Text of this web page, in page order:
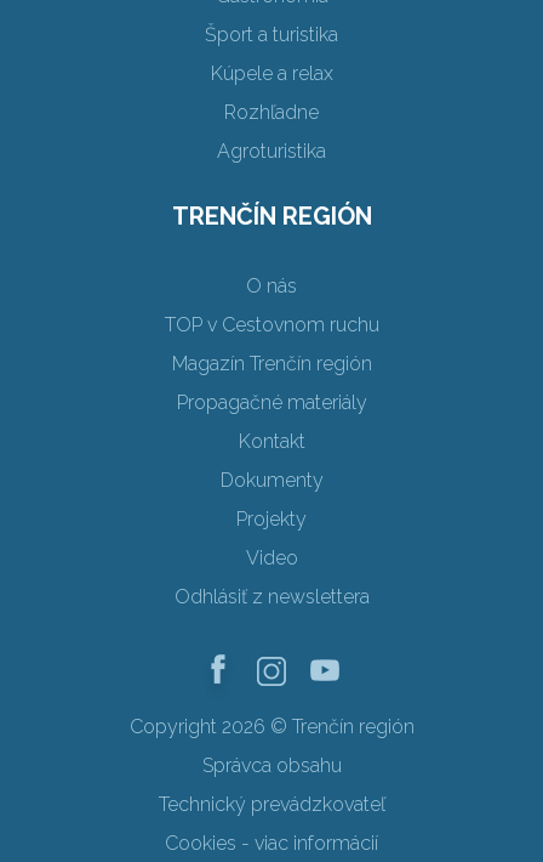
Šport a turistika
Kúpele a relax
Rozhľadne
Agroturistika
TRENČÍN REGIÓN
O nás
TOP v Cestovnom ruchu
Magazín Trenčín región
Propagačné materiály
Kontakt
Dokumenty
Projekty
Video
Odhlásiť z newslettera
Copyright 2026 © Trenčín región
Správca obsahu
Technický prevádzkovateľ
Cookies - viac informácií